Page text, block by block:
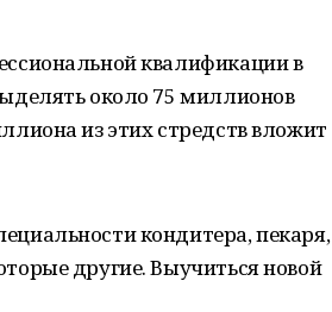
квалификации в
около 75 миллионов
из этих стредств вложит
кондитера, пекаря,
другие. Выучиться новой